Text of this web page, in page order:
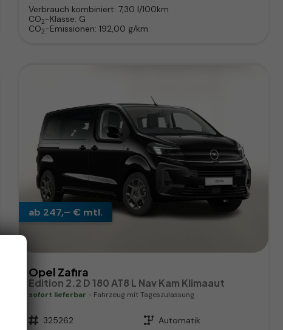
Verbrauch kombiniert:7,30 l/100km
CO2-Klasse: G
CO2-Emissionen:192,00 g/km
ab 247,– € mtl.
Opel Zafira
Edition 2.2 D 180 AT8 L Nav Kam Klimaaut
sofort lieferbar Fahrzeug mit Tageszulassung
Fahrzeugnr. 325262 Getriebe Automatik